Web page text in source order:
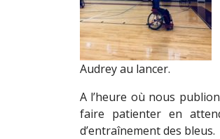
Audrey au lancer.
A l’heure où nous
faire patienter en
d’entraînement des bleus.